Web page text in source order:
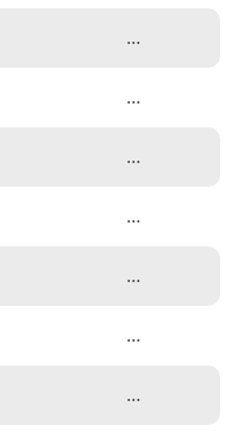
...
...
...
...
...
...
...